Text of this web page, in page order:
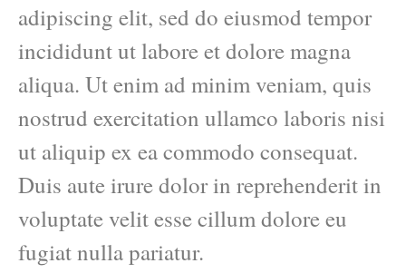
adipiscing elit, sed do eiusmod tempor
incididunt ut labore et dolore magna
aliqua. Ut enim ad minim veniam, quis
nostrud exercitation ullamco laboris nisi
ut aliquip ex ea commodo consequat.
Duis aute irure dolor in reprehenderit in
voluptate velit esse cillum dolore eu
fugiat nulla pariatur.